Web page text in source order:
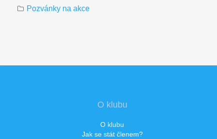
Pozvánky na akce
O klubu
O klubu
Jak se stát členem?